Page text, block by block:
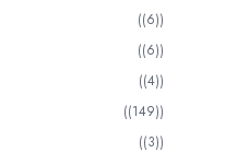
(6)
(6)
(4)
(149)
(3)